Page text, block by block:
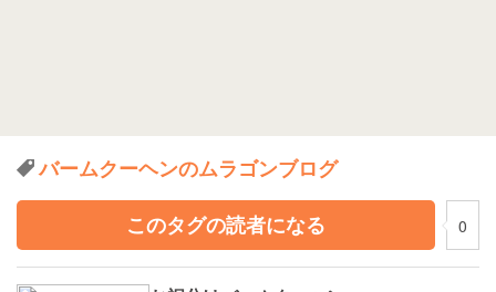
バームクーヘンのムラゴンブログ
このタグの読者になる
0